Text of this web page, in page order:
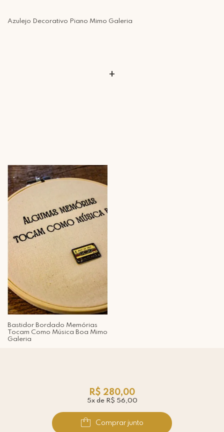
Azulejo Decorativo Piano Mimo Galeria
+
Bastidor Bordado Memórias
Tocam Como Música Boa Mimo
Galeria
R$ 280,00
5x de R$ 56,00
Comprar junto